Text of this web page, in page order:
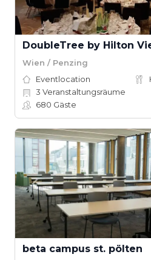
DoubleTree by Hilton
Wien / Penzing
Eventlocation
3 Veranstaltungsräume
680 Gäste
beta campus st. pölten